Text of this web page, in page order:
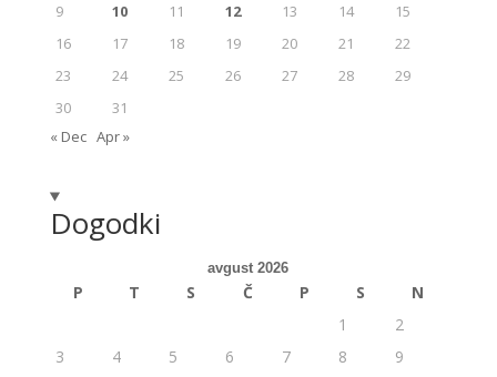
9
10 11 12 13 14
15
16
17 18 19 20 21
22
23
24 25 26 27 28
29
30
31
« Dec Apr »
Dogodki
avgust 2026
P T S Č P S
N
1
2
3
4 5 6 7 8
9